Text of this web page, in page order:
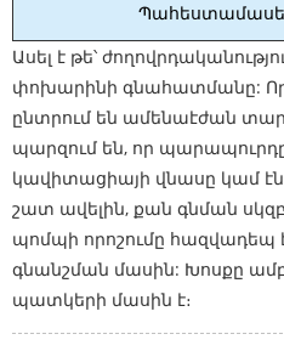
Ասել է թե՝
փոխարինի գնահատմանը:
ընտրում են ամենաէժան
պարզում են, որ
կավիտացիայի վնասը կամ
շատ ավելին, քան գնման
պոմպի որոշումը հազվադեպ
գնանշման մասին: Խոսքը
պատկերի մասին է։